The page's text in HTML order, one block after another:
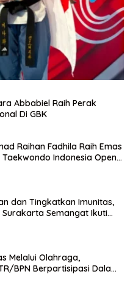
Abbabiel Raih Perak
Di GBK
Raihan Fadhila Raih Emas
Indonesia Open
dan Tingkatkan Imunitas,
Surakarta Semangat Ikuti
Melalui Olahraga,
BPN Berpartisipasi Dalam